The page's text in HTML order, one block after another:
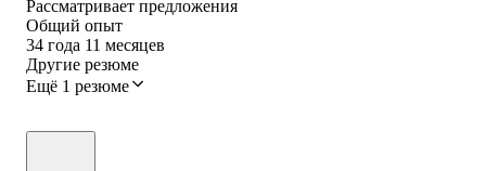
Рассматривает предложения
Общий опыт
34 года 11 месяцев
Другие резюме
Ещё 1 резюме